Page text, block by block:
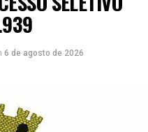
6 de agosto de 2026